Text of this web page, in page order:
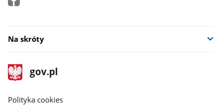
Na skróty
stopka
gov.pl
Strona
gov.pl
gov.pl
Polityka cookies